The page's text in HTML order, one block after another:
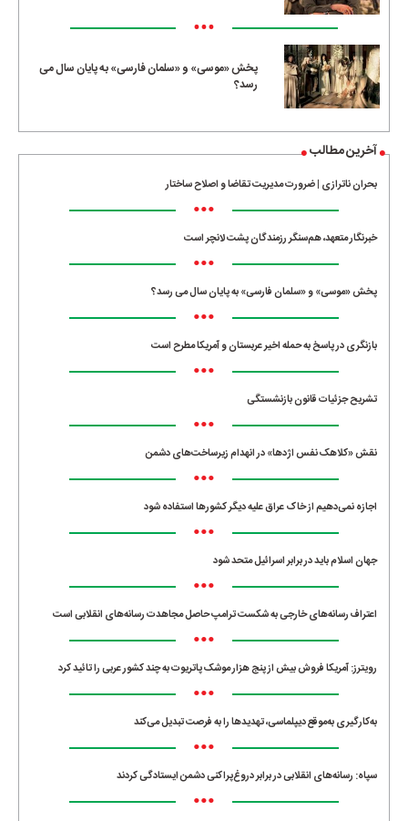
•••
پخش «موسی» و «سلمان فارسی» به پایان سال می
رسد؟
آخرین مطالب
بحران ناترازی | ضرورت مدیریت تقاضا و اصلاح ساختار
•••
خبرنگار متعهد، هم‌سنگر رزمندگان پشت لانچر است
•••
پخش «موسی» و «سلمان فارسی» به پایان سال می رسد؟
•••
بازنگری در پاسخ به حمله اخیر عربستان و آمریکا مطرح است
•••
تشریح جزئیات قانون بازنشستگی
•••
نقش «کلاهک نفس اژدها» در انهدام زیرساخت‌های دشمن
•••
اجازه نمی‌دهیم از خاک عراق علیه دیگر کشورها استفاده شود
•••
جهان اسلام باید در برابر اسرائیل متحد شود
•••
اعتراف رسانه‌های خارجی به شکست ترامپ حاصل مجاهدت رسانه‌های انقلابی است
•••
رویترز: آمریکا فروش بیش از پنج هزار موشک پاتریوت به چند کشور عربی را تائید کرد
•••
به‌کارگیری به‌موقع دیپلماسی، تهدیدها را به فرصت تبدیل می‌کند
•••
سپاه: رسانه‌های انقلابی در برابر دروغ‌پراکنی دشمن ایستادگی کردند
•••